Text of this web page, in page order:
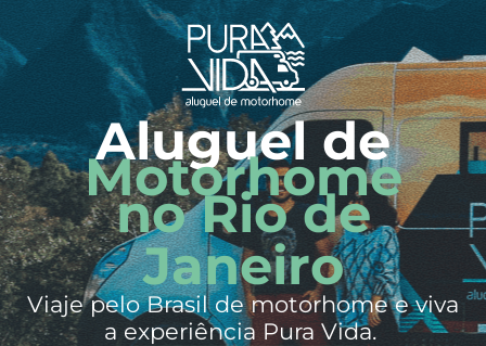
Aluguel de
Motorhome
no Rio de
Janeiro
Viaje pelo Brasil de motorhome e viva
a experiência Pura Vida.